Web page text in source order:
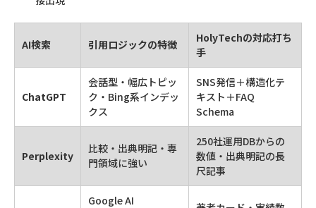
AI検索 引用ロジックの特徴
HolyTechの対応打ち
手
ChatGPT
会話型・幅広トピッ
ク・Bing系インデッ
クス
SNS発信＋構造化テ
キスト＋FAQ
Schema
Perplexity
比較・出典明記・専
門領域に強い
250社運用DBからの
数値・出典明記の長
尺記事
Google AI